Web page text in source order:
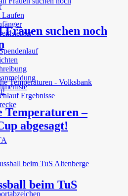
Laufen
Ergebnisse
Frauen suchen noch
Temperaturen –
abgesagt!
beim TuS